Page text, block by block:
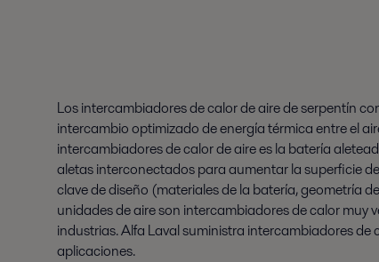
Los intercambiadores de calor de aire de serpentín
intercambio optimizado de energía térmica entre el
intercambiadores de calor de aire es la batería
aletas interconectados para aumentar la superficie
clave de diseño (materiales de la batería, geometría
unidades de aire son intercambiadores de calor
industrias. Alfa Laval suministra intercambiadores
aplicaciones.